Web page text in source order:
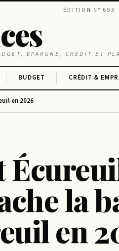
ÉDITION N° 693
ÉPARGNE, CRÉDIT ET
BUDGET CRÉDIT &
en 2026
la
en